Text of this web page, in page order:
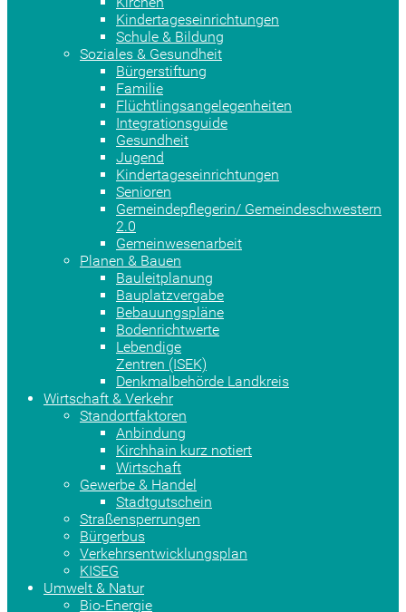
Kindertageseinrichtungen
Schule & Bildung
Soziales & Gesundheit
Bürgerstiftung
Familie
Flüchtlingsangelegenheiten
Integrationsguide
Gesundheit
Jugend
Kindertageseinrichtungen
Senioren
Gemeindepflegerin/ Gemeindeschwestern
2.0
Gemeinwesenarbeit
Planen & Bauen
Bauleitplanung
Bauplatzvergabe
Bebauungspläne
Bodenrichtwerte
Lebendige
Zentren (ISEK)
Denkmalbehörde Landkreis
Wirtschaft & Verkehr
Standortfaktoren
Anbindung
Kirchhain kurz notiert
Wirtschaft
Gewerbe & Handel
Stadtgutschein
Straßensperrungen
Bürgerbus
Verkehrsentwicklungsplan
KISEG
Umwelt & Natur
Bio-Energie